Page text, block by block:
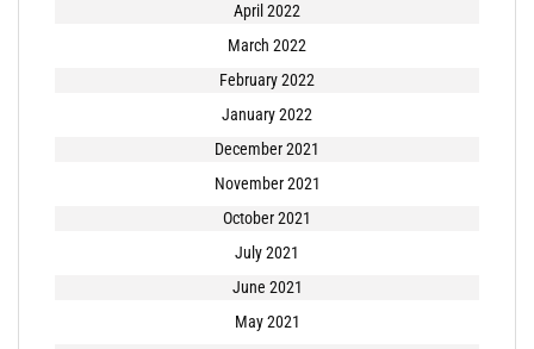
April 2022
March 2022
February 2022
January 2022
December 2021
November 2021
October 2021
July 2021
June 2021
May 2021